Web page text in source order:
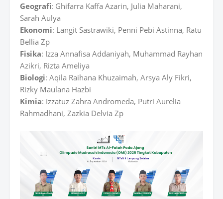
Geografi: Ghifarra Kaffa Azarin, Julia Maharani,
Sarah Aulya
Ekonomi: Langit Sastrawiki, Penni Pebi Astinna, Ratu
Bellia Zp
Fisika: Izza Annafisa Addaniyah, Muhammad Rayhan
Azikri, Rizta Ameliya
Biologi: Aqila Raihana Khuzaimah, Arsya Aly Fikri,
Rizky Maulana Hazbi
Kimia: Izzatuz Zahra Andromeda, Putri Aurelia
Rahmadhani, Zazkia Delvia Zp